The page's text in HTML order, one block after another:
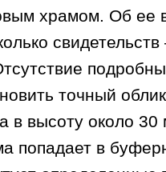
храмом. Об ее
точный
в высоту около
попадает в